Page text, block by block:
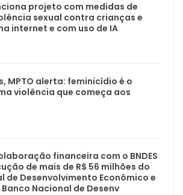
projeto com medidas de
sexual contra crianças e
internet e com uso de IA
MPTO alerta: feminicídio é o
violência que começa aos
financeira com o BNDES
de mais de R$ 56 milhões do
de Desenvolvimento Econômico e
Banco Nacional de Desenv